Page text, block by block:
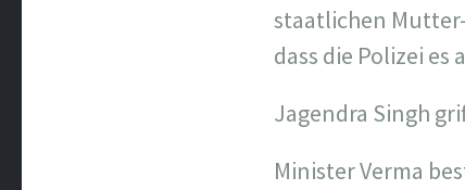
staatlichen
dass die Polizei
Jagendra Singh
Minister Verma